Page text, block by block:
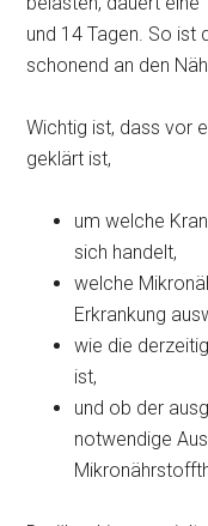
und 14 Tagen. So ist
schonend an den
Wichtig ist, dass vor
geklärt ist,
um welche
sich handelt,
welche
Erkrankung
wie die
ist,
und ob der
notwendige